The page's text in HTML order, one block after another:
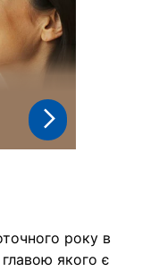
року в
главою якого є